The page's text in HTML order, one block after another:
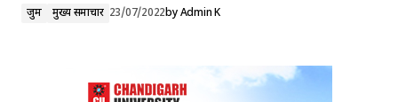
जुर्म मुख्य समाचार 23/07/2022by Admin K